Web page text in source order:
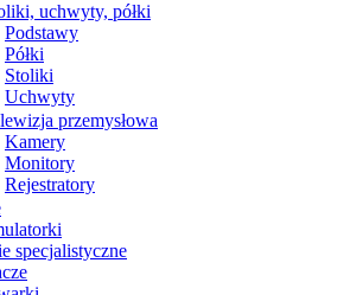
uchwyty, półki
Podstawy
Półki
Stoliki
Uchwyty
przemysłowa
Kamery
Monitory
Rejestratory
specjalistyczne